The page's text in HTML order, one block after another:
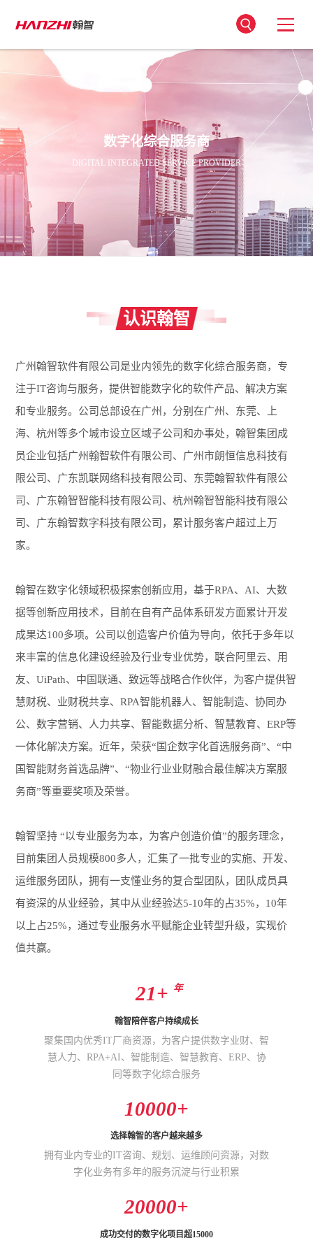
数字化综合服务商
DIGITAL INTEGRATED SERVICE PROVIDER
认识翰智
广州翰智软件有限公司是业内领先的数字化综合服务商，专
注于IT咨询与服务，提供智能数字化的软件产品、解决方案
和专业服务。公司总部设在广州，分别在广州、东莞、上
海、杭州等多个城市设立区域子公司和办事处，翰智集团成
员企业包括广州翰智软件有限公司、广州市朗恒信息科技有
限公司、广东凯联网络科技有限公司、东莞翰智软件有限公
司、广东翰智智能科技有限公司、杭州翰智智能科技有限公
司、广东翰智数字科技有限公司，累计服务客户超过上万
家。
翰智在数字化领域积极探索创新应用，基于RPA、AI、大数
据等创新应用技术，目前在自有产品体系研发方面累计开发
成果达100多项。公司以创造客户价值为导向，依托于多年以
来丰富的信息化建设经验及行业专业优势，联合阿里云、用
友、UiPath、中国联通、致远等战略合作伙伴，为客户提供智
慧财税、业财税共享、RPA智能机器人、智能制造、协同办
公、数字营销、人力共享、智能数据分析、智慧教育、ERP等
一体化解决方案。近年，荣获“国企数字化首选服务商”、“中
国智能财务首选品牌”、“物业行业业财融合最佳解决方案服
务商”等重要奖项及荣誉。
翰智坚持 “以专业服务为本，为客户创造价值”的服务理念，
目前集团人员规模800多人，汇集了一批专业的实施、开发、
运维服务团队，拥有一支懂业务的复合型团队，团队成员具
有资深的从业经验，其中从业经验达5-10年的占35%，10年
以上占25%，通过专业服务水平赋能企业转型升级，实现价
值共赢。
21+ 年
翰智陪伴客户持续成长
聚集国内优秀IT厂商资源，为客户提供数字业财、智
慧人力、RPA+AI、智能制造、智慧教育、ERP、协
同等数字化综合服务
10000+
选择翰智的客户越来越多
拥有业内专业的IT咨询、规划、运维顾问资源，对数
字化业务有多年的服务沉淀与行业积累
20000+
成功交付的数字化项目超15000